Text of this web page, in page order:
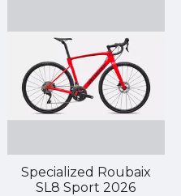
Specialized Roubaix
SL8 Sport 2026